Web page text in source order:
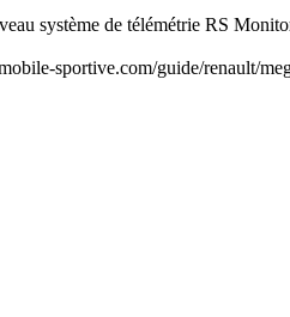
système de télémétrie RS
sportive.com/guide/renault/